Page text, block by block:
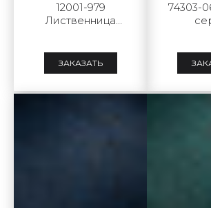
12001-979
Лиственница
ЗАКАЗАТЬ
74303-